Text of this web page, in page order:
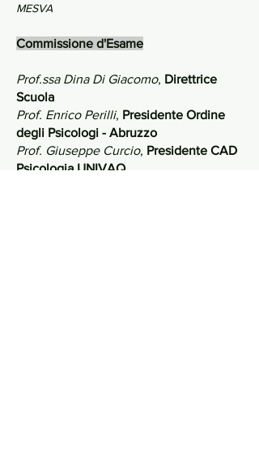
MESVA
Commissione d'Esame
Prof.ssa Dina Di Giacomo, Direttrice
Scuola
Prof. Enrico Perilli, Presidente Ordine
degli Psicologi - Abruzzo
Prof. Giuseppe Curcio, Presidente CAD
Psicologia UNIVAQ